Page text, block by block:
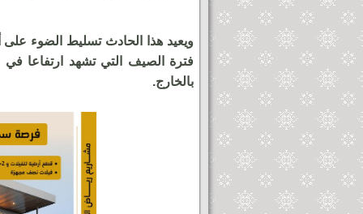
ويعيد هذا الحادث تسليط الضوء على
فترة الصيف التي تشهد ارتفاعا في
بالخارج.